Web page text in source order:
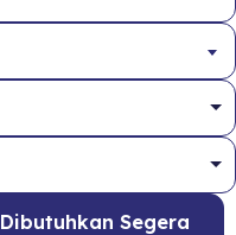
Dibutuhkan Segera